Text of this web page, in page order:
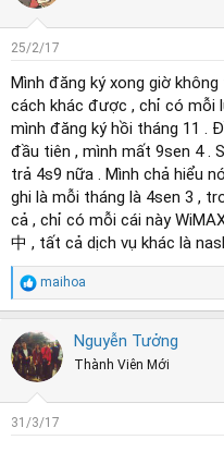
25/2/17
Mình đăng ký xong giờ
cách khác được , chỉ có mỗi
mình đăng ký hồi tháng 11 .
đầu tiên , mình mất 9sen 4 .
trả 4s9 nữa . Mình chả hiểu
ghi là mỗi tháng là 4sen 3 ,
cả , chỉ có mỗi cái này
中 , tất cả dịch vụ khác là
R
e
a
c
t
i
o
n
s
maihoa
Nguyễn Tưởng
Thành Viên Mới
31/3/17